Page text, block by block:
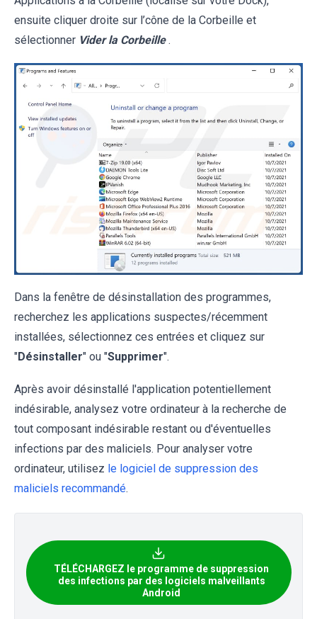
ensuite cliquer droite sur l’cône de la Corbeille et
sélectionner Vider la Corbeille .
Dans la fenêtre de désinstallation des programmes,
recherchez les applications suspectes/récemment
installées, sélectionnez ces entrées et cliquez sur
"Désinstaller" ou "Supprimer".
Après avoir désinstallé l'application potentiellement
indésirable, analysez votre ordinateur à la recherche de
tout composant indésirable restant ou d'éventuelles
infections par des maliciels. Pour analyser votre
ordinateur, utilisez le logiciel de suppression des
maliciels recommandé.
TÉLÉCHARGEZ le programme de suppression
des infections par des logiciels malveillants
Android